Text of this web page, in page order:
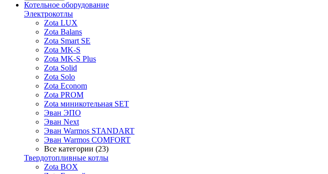
Котельное оборудование
Электрокотлы
Zota LUX
Zota Balans
Zota Smart SE
Zota MK-S
Zota MK-S Plus
Zota Solid
Zota Solo
Zota Econom
Zota PROM
Zota миникотельная SET
Эван ЭПО
Эван Next
Эван Warmos STANDART
Эван Warmos COMFORT
Все категории (23)
Твердотопливные котлы
Zota BOX